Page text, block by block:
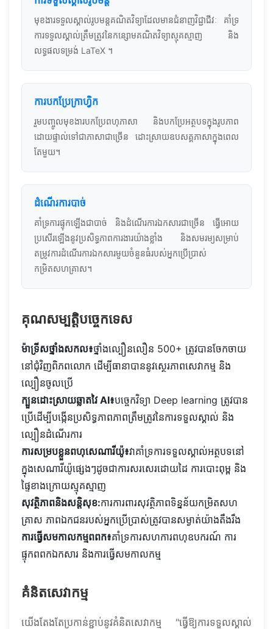
មុខងារទទួលស្គាល់រូបមន្តគណិតវិទ្យាដែលមានជំនាញវិជ្ជាជីវៈ គាំទ្រ
ការទទួលស្គាល់ត្រឹមត្រូវនៃកន្សោមគណិតវិទ្យាស្មុគស្មាញ និង
លទ្ធផលទម្រង់ LaTeX ។
ការបកប្រែក្រាហ្វិក
រួមបញ្ចូលមុខងារបកប្រែពហុភាសា និងបកប្រែអត្ថបទក្នុងរូបភាព
ដោយផ្ទាល់ទៅជាភាសាជាច្រើន ដោះស្រាយឧបសគ្គភាសាក្នុងពេល
តែមួយ។
ដំណើរការបាច់
គាំទ្រការផ្ទុកឡើងជាបាច់ និងដំណើរការឯកសារជាច្រើន ធ្វើអោយ
ប្រសើរឡើងនូវប្រសិទ្ធភាពការងារយ៉ាងខ្លាំង និងសមរម្យសម្រាប់
តម្រូវការដំណើរការឯកសារមួយចំនួនធំរបស់អ្នកប្រើប្រាស់
កម្រិតសហគ្រាស។
គុណសម្បត្តិបច្ចេកទេស
ម៉ាទ្រីសថ្នាំងសកល៖ថ្នាំងល្បឿនលឿន 500+ ត្រូវបានចែកចាយ
នៅជុំវិញពិភពលោក ដើម្បីធានាបាននូវស្ថេរភាពសេវាកម្ម និង
ល្បឿនចូលប្រើ
ក្បួនដោះស្រាយឆ្លាតវៃ AI៖បច្ចេកវិទ្យា Deep learning ត្រូវបាន
ប្រើដើម្បីបង្កើនប្រសិទ្ធភាពភាពត្រឹមត្រូវនៃការទទួលស្គាល់ និង
ល្បឿនដំណើរការ
ការសម្របខ្លួនពហុសេណារីយ៉ូ៖វាគាំទ្រការទទួលស្គាល់អត្ថបទនៅ
ក្នុងសេណារីយ៉ូផ្សេងៗដូចជាការសរសេរដោយដៃ ការបោះពុម្ព និង
ផ្ទៃខាងក្រោយស្មុគស្មាញ
សុវត្ថិភាពនិងសន្តិសុខ:ការការពារសុវត្ថិភាពទិន្នន័យកម្រិតសហ
គ្រាស ភាពឯកជនរបស់អ្នកប្រើប្រាស់ត្រូវបានសម្ងាត់យ៉ាងតឹងរឹង
ការធ្វើសមកាលកម្មពពក៖គាំទ្រការសហការពហុឧបករណ៍ ការ
ផ្ទុកពពកឯកសារ និងការធ្វើសមកាលកម្ម
គំនិតសេវាកម្ម
យើងតែងតែប្រកាន់ខ្ជាប់នូវគំនិតសេវាកម្ម "ធ្វើឱ្យការទទួលស្គាល់